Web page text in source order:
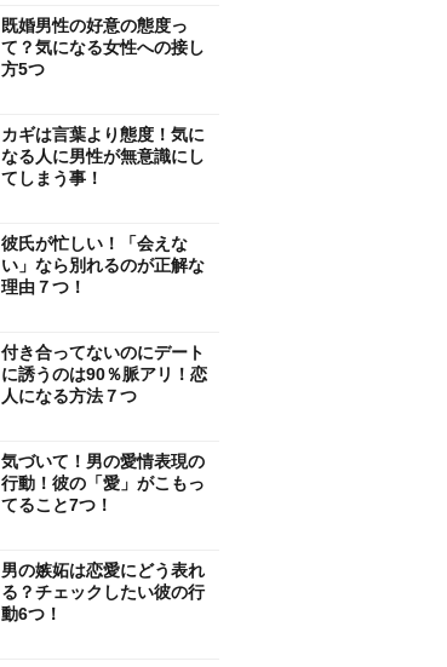
既婚男性の好意の態度っ
て？気になる女性への接し
方5つ
カギは言葉より態度！気に
なる人に男性が無意識にし
てしまう事！
彼氏が忙しい！「会えな
い」なら別れるのが正解な
理由７つ！
付き合ってないのにデート
に誘うのは90％脈アリ！恋
人になる方法７つ
気づいて！男の愛情表現の
行動！彼の「愛」がこもっ
てること7つ！
男の嫉妬は恋愛にどう表れ
る？チェックしたい彼の行
動6つ！